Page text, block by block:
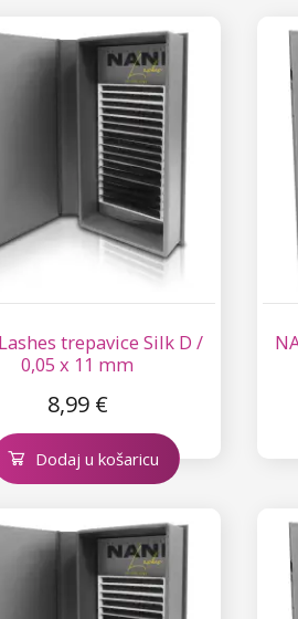
trepavice Silk D /
0,05 x 11 mm
8,99 €
Dodaj u košaricu